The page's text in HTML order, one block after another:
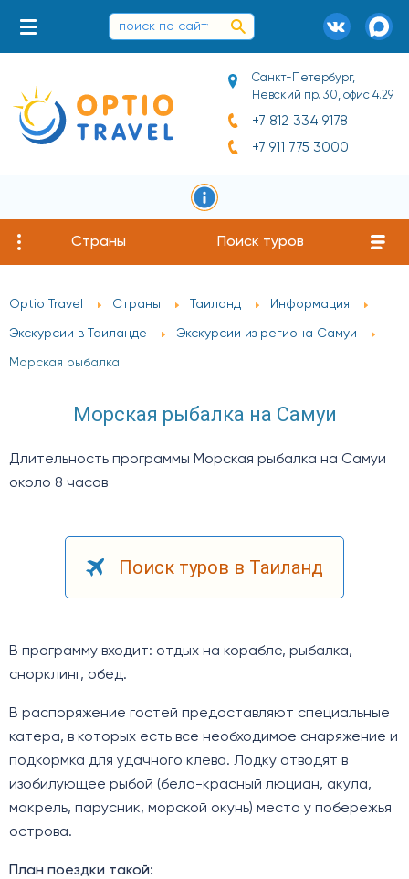
Санкт-Петербург,
Невский пр. 30, офис 4.29
+7 812 334 9178
+7 911 775 3000
Страны Поиск туров
Optio Travel Страны Таиланд Информация
Экскурсии в Таиланде Экскурсии из региона Самуи
Морская рыбалка
Морская рыбалка на Самуи
Длительность программы Морская рыбалка на Самуи
около 8 часов
Поиск туров в Таиланд
В программу входит: отдых на корабле, рыбалка,
снорклинг, обед.
В распоряжение гостей предоставляют специальные
катера, в которых есть все необходимое снаряжение и
подкормка для удачного клева. Лодку отводят в
изобилующее рыбой (бело-красный люциан, акула,
макрель, парусник, морской окунь) место у побережья
острова.
План поездки такой: